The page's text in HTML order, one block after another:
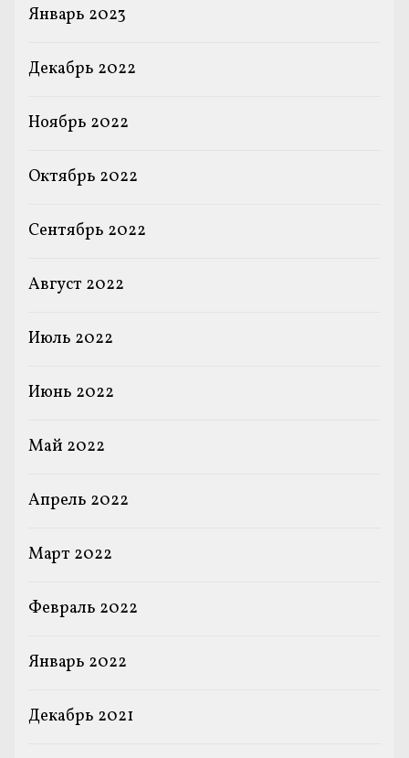
Январь 2023
Декабрь 2022
Ноябрь 2022
Октябрь 2022
Сентябрь 2022
Август 2022
Июль 2022
Июнь 2022
Май 2022
Апрель 2022
Март 2022
Февраль 2022
Январь 2022
Декабрь 2021